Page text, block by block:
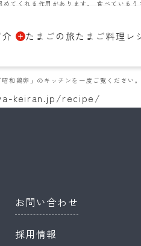
たまごの旅たまご料理レ
てくれる作用があります。 食べている
鶏卵」のキッチンを一度ご覧ください。
keiran.jp/recipe/
お問い合わせ
採用情報